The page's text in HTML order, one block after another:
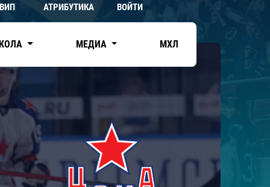
ВИП АТРИБУТИКА ВОЙТИ
МЕДИА МХЛ